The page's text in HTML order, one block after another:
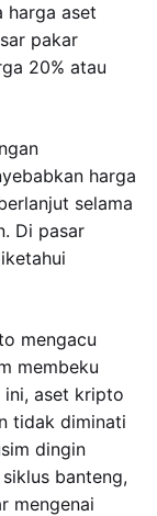
harga aset
pakar
20% atau
harga
selama
Di pasar
mengacu
membeku
ini, aset kripto
tidak diminati
dingin
banteng,
mengenai